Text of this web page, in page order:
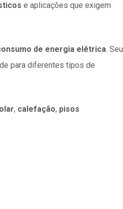
e aplicações que exigem
de energia elétrica. Seu
para diferentes tipos de
, calefação, pisos